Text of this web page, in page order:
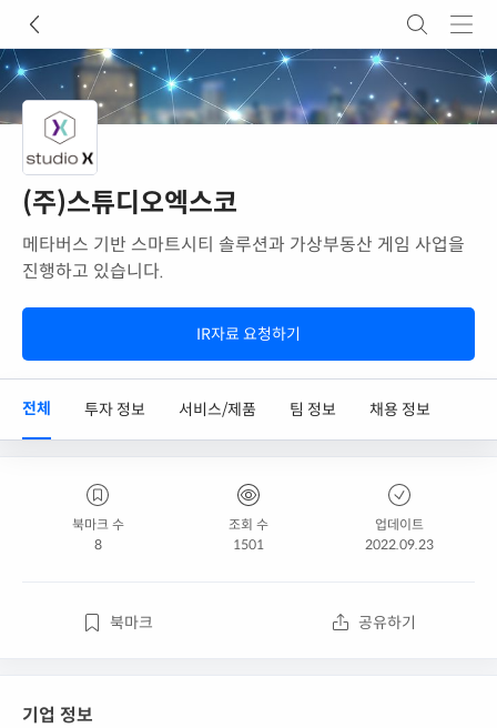
(주)스튜디오엑스코
메타버스 기반 스마트시티 솔루션과 가상부동산 게임 사업을
진행하고 있습니다.
IR자료 요청하기
전체 투자 정보 서비스/제품 팀 정보 채용 정보
북마크 수
8
조회 수
1501
업데이트
2022.09.23
북마크 공유하기
기업 정보